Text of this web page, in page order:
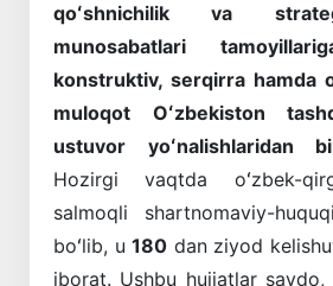
qoʻshnichilik va
munosabatlari
konstruktiv, serqirra hamda
muloqot Oʻzbekiston
ustuvor yoʻnalishlaridan
Hozirgi vaqtda oʻzbek-
salmoqli shartnomaviy-
boʻlib, u180 dan ziyod
iborat. Ushbu hujjatlar